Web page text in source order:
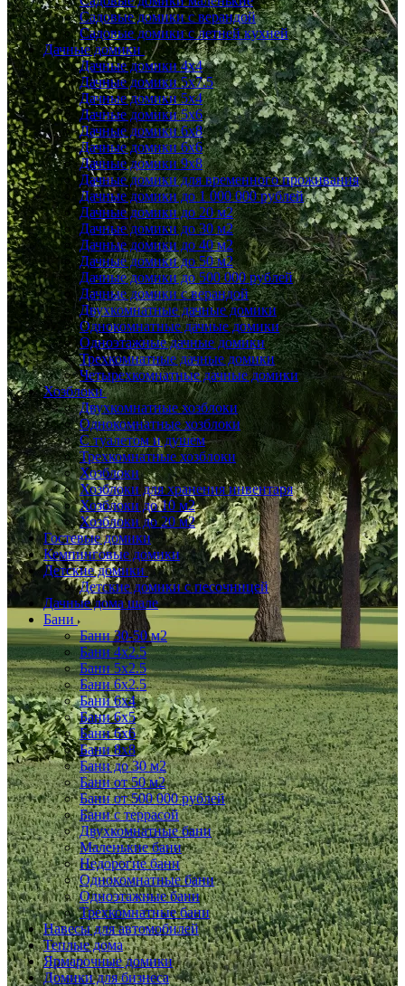
Садовые домики с верандой
Садовые домики с летней кухней
Дачные домики
Дачные домики 4х4
Дачные домики 5x7.5
Дачные домики 5х4
Дачные домики 5х6
Дачные домики 6x8
Дачные домики 6х6
Дачные домики 9x8
Дачные домики для временного проживания
Дачные домики до 1 000 000 рублей
Дачные домики до 20 м2
Дачные домики до 30 м2
Дачные домики до 40 м2
Дачные домики до 50 м2
Дачные домики до 500 000 рублей
Дачные домики с верандой
Двухкомнатные дачные домики
Однокомнатные дачные домики
Одноэтажные дачные домики
Трехкомнатные дачные домики
Четырехкомнатные дачные домики
Хозблоки
Двухкомнатные хозблоки
Однокомнатные хозблоки
С туалетом и душем
Трехкомнатные хозблоки
Хозблоки
Хозблоки для хранения инвентаря
Хозблоки до 10 м2
Хозблоки до 20 м2
Гостевые домики
Кемпинговые домики
Детские домики
Детские домики с песочницей
Дачные дома шале
Бани
Бани 30-50 м2
Бани 4x2.5
Бани 5x2.5
Бани 6x2.5
Бани 6х4
Бани 6х5
Бани 6х6
Бани 8x8
Бани до 30 м2
Бани от 50 м2
Бани от 500 000 рублей
Бани с террасой
Двухкомнатные бани
Маленькие бани
Недорогие бани
Однокомнатные бани
Одноэтажные бани
Трехкомнатные бани
Навесы для автомобилей
Теплые дома
Ярмарочные домики
Домики для бизнеса